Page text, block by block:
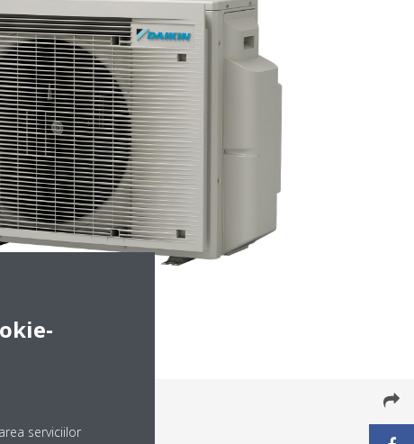
serviciilor